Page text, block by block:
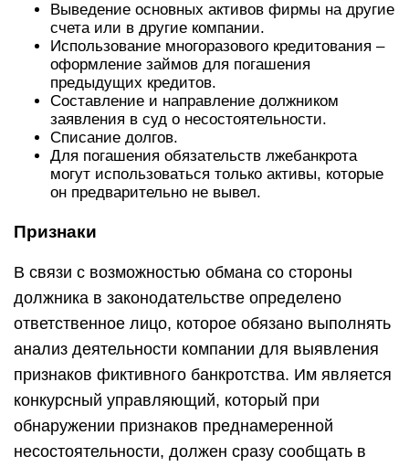
Выведение основных активов фирмы на другие
счета или в другие компании.
Использование многоразового кредитования –
оформление займов для погашения
предыдущих кредитов.
Составление и направление должником
заявления в суд о несостоятельности.
Списание долгов.
Для погашения обязательств лжебанкрота
могут использоваться только активы, которые
он предварительно не вывел.
Признаки
В связи с возможностью обмана со стороны
должника в законодательстве определено
ответственное лицо, которое обязано выполнять
анализ деятельности компании для выявления
признаков фиктивного банкротства. Им является
конкурсный управляющий, который при
обнаружении признаков преднамеренной
несостоятельности, должен сразу сообщать в